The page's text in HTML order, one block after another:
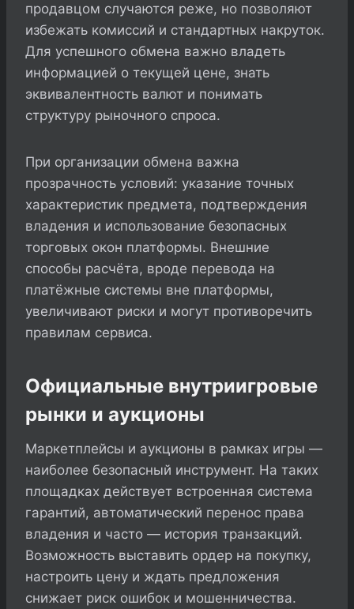
продавцом случаются реже, но позволяют
избежать комиссий и стандартных накруток.
Для успешного обмена важно владеть
информацией о текущей цене, знать
эквивалентность валют и понимать
структуру рыночного спроса.
При организации обмена важна
прозрачность условий: указание точных
характеристик предмета, подтверждения
владения и использование безопасных
торговых окон платформы. Внешние
способы расчёта, вроде перевода на
платёжные системы вне платформы,
увеличивают риски и могут противоречить
правилам сервиса.
Официальные внутриигровые
рынки и аукционы
Маркетплейсы и аукционы в рамках игры —
наиболее безопасный инструмент. На таких
площадках действует встроенная система
гарантий, автоматический перенос права
владения и часто — история транзакций.
Возможность выставить ордер на покупку,
настроить цену и ждать предложения
снижает риск ошибок и мошенничества.